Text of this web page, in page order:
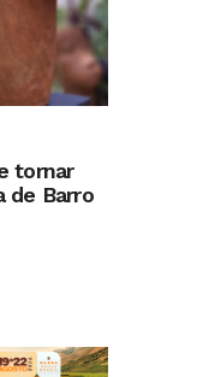
tornar
de Barro